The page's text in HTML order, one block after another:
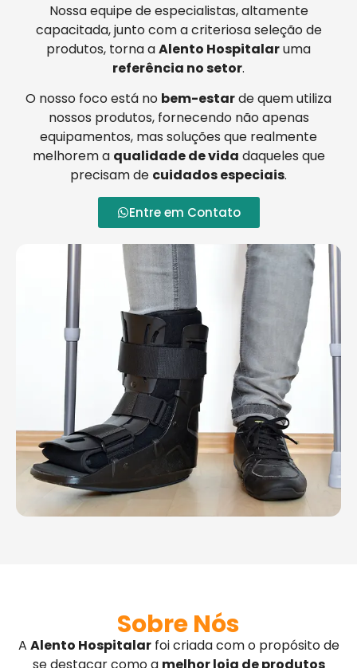
Nossa equipe de especialistas, altamente
capacitada, junto com a criteriosa seleção de
produtos, torna aAlento Hospitalaruma
referência no setor.
O nosso foco está no bem-estarde quem utiliza
nossos produtos, fornecendo não apenas
equipamentos, mas soluções que realmente
melhorem a qualidade de vida daqueles que
precisam de cuidados especiais.
Entre em Contato
Sobre Nós
A Alento Hospitalarfoi criada com o propósito de